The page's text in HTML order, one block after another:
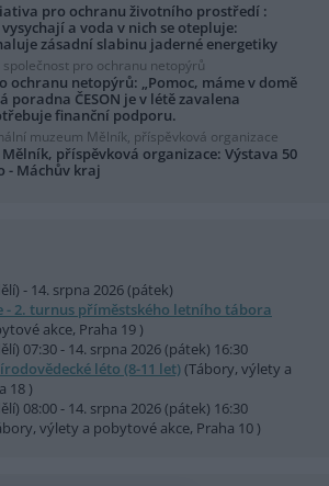
pro ochranu životního prostředí :
vysychají a voda v nich se otepluje:
zásadní slabinu jaderné energetiky
společnost pro ochranu netopýrů
ochranu netopýrů: „Pomoc, máme v domě
poradna ČESON je v létě zavalena
finanční podporu.
muzeum Mělník, příspěvková organizace
příspěvková organizace: Výstava 50
- Máchův kraj
- 14. srpna 2026 (pátek)
- 2. turnus příměstského letního tábora
akce, Praha 19 )
07:30 - 14. srpna 2026 (pátek) 16:30
léto (8-11 let)(Tábory, výlety a
18 )
08:00 - 14. srpna 2026 (pátek) 16:30
výlety a pobytové akce, Praha 10 )